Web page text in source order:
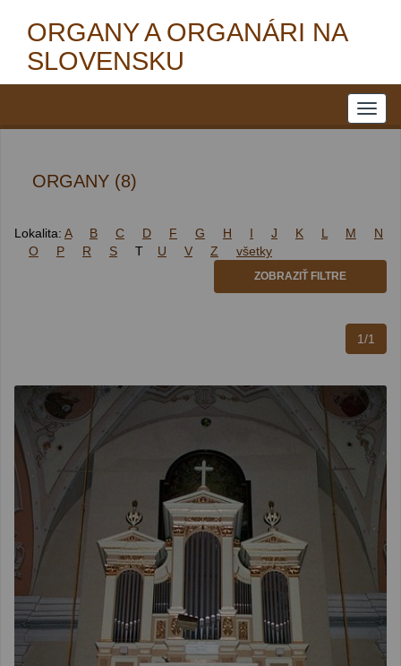
ORGANY A ORGANÁRI NA
SLOVENSKU
ORGANY (8)
Lokalita: A B C D F G H I J K L M
N
O
P R S T U V Z všetky
ZOBRAZIŤ FILTRE
1/1